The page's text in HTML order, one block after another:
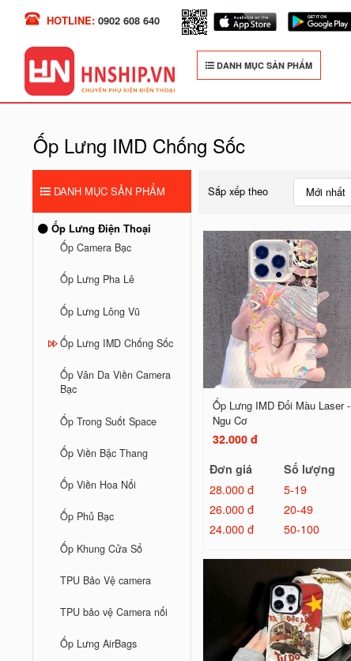
HOTLINE: 0902 608 640
DANH MỤC SẢN PHẨM
Ốp Lưng IMD Chống Sốc
DANH MỤC SẢN PHẨM
Ốp Lưng Điện Thoại
Ốp Camera Bạc
Ốp Lưng Pha Lê
Ốp Lưng Lông Vũ
Ốp Lưng IMD Chống Sốc
Ốp Vân Da Viền Camera
Bạc
Ốp Trong Suốt Space
Ốp Viền Bậc Thang
Ốp Viền Hoa Nổi
Ốp Phủ Bạc
Ốp Khung Cửa Sổ
TPU Bảo Vệ camera
TPU bảo vệ Camera nổi
Ốp Lưng AirBags
Sắp xếp theo Mới nhất
Ốp Lưng IMD Đổi Màu Laser -
Ngu Cơ
32.000 đ
Đơn giá
Số lượng
28.000 đ
5-19
26.000 đ
20-49
24.000 đ
50-100